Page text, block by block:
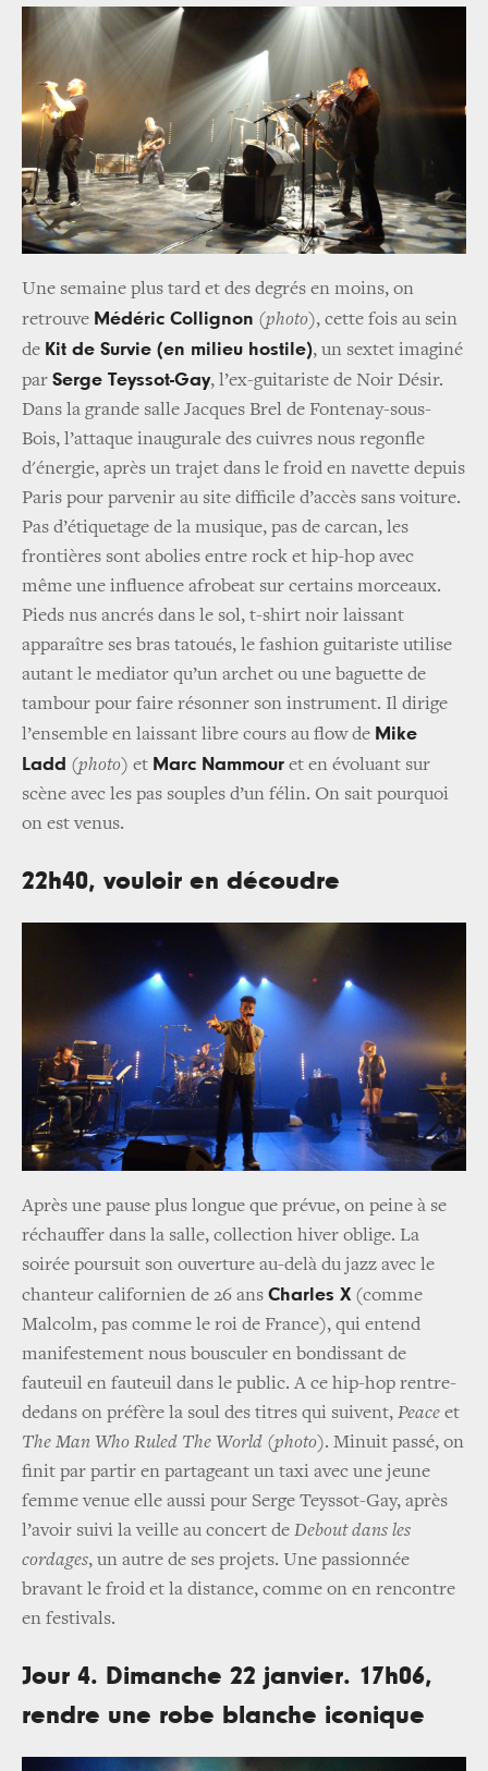
Une semaine plus tard et des degrés en moins, on
retrouve Médéric Collignon (photo), cette fois au sein
de Kit de Survie (en milieu hostile), un sextet imaginé
par Serge Teyssot-Gay, l’ex-guitariste de Noir Désir.
Dans la grande salle Jacques Brel de Fontenay-sous-
Bois, l’attaque inaugurale des cuivres nous regonfle
d'énergie, après un trajet dans le froid en navette depuis
Paris pour parvenir au site difficile d’accès sans voiture.
Pas d’étiquetage de la musique, pas de carcan, les
frontières sont abolies entre rock et hip-hop avec
même une influence afrobeat sur certains morceaux.
Pieds nus ancrés dans le sol, t-shirt noir laissant
apparaître ses bras tatoués, le fashion guitariste utilise
autant le mediator qu’un archet ou une baguette de
tambour pour faire résonner son instrument. Il dirige
l’ensemble en laissant libre cours au flow de Mike
Ladd (photo) et Marc Nammour et en évoluant sur
scène avec les pas souples d’un félin. On sait pourquoi
on est venus.
22h40, vouloir en découdre
Après une pause plus longue que prévue, on peine à se
réchauffer dans la salle, collection hiver oblige. La
soirée poursuit son ouverture au-delà du jazz avec le
chanteur californien de 26 ans Charles X(comme
Malcolm, pas comme le roi de France), qui entend
manifestement nous bousculer en bondissant de
fauteuil en fauteuil dans le public. A ce hip-hop rentre-
dedans on préfère la soul des titres qui suivent, Peace et
The Man Who Ruled The World (photo). Minuit passé, on
finit par partir en partageant un taxi avec une jeune
femme venue elle aussi pour Serge Teyssot-Gay, après
l’avoir suivi la veille au concert de Debout dans les
cordages, un autre de ses projets. Une passionnée
bravant le froid et la distance, comme on en rencontre
en festivals.
Jour 4. Dimanche 22 janvier. 17h06,
rendre une robe blanche iconique